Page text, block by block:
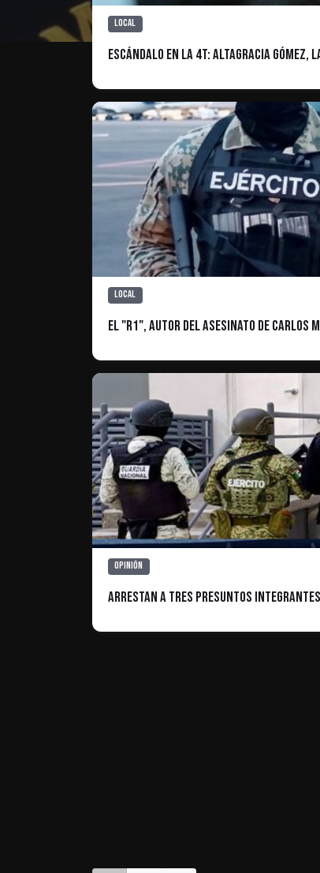
Local
Escándalo en la 4T: Altagracia
Local
El "R1", autor del asesinato de Carlos
Opinión
Arrestan a tres presuntos integrantes